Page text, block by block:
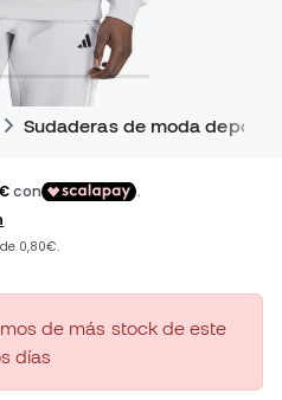
Sudaderas de moda
de más stock de este
días